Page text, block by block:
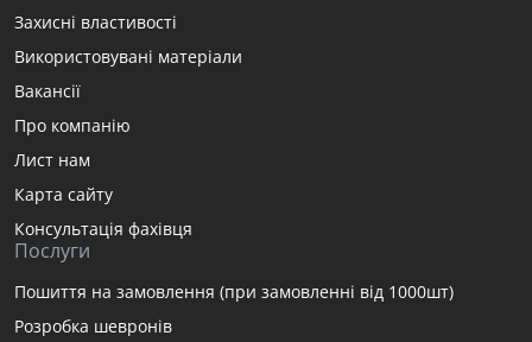
Захисні властивості
Використовувані матеріали
Вакансії
Про компанію
Лист нам
Карта сайту
Консультація фахівця
Послуги
Пошиття на замовлення (при замовленні від 1000шт)
Розробка шевронів